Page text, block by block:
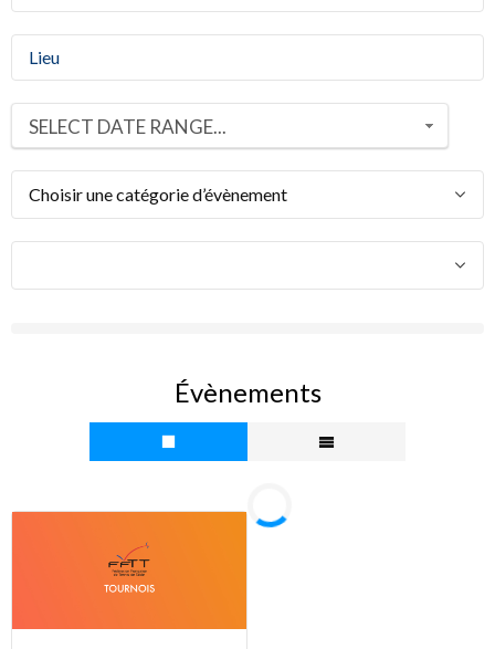
SELECT DATE RANGE...
Évènements